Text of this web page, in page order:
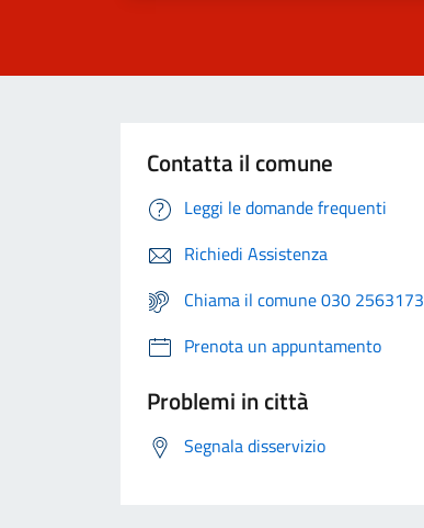
Contatta il comune
Leggi le domande frequenti
Richiedi Assistenza
Chiama il comune 030 2563173
Prenota un appuntamento
Problemi in città
Segnala disservizio